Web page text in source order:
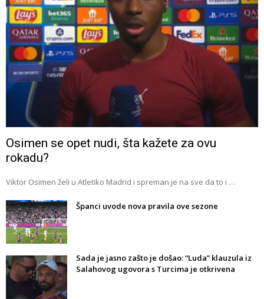
Osimen se opet nudi, šta kažete za ovu
rokadu?
Viktor Osimen želi u Atletiko Madrid i spreman je na sve da to i …
Španci uvode nova pravila ove sezone
Sada je jasno zašto je došao: “Luda” klauzula iz
Salahovog ugovora s Turcima je otkrivena